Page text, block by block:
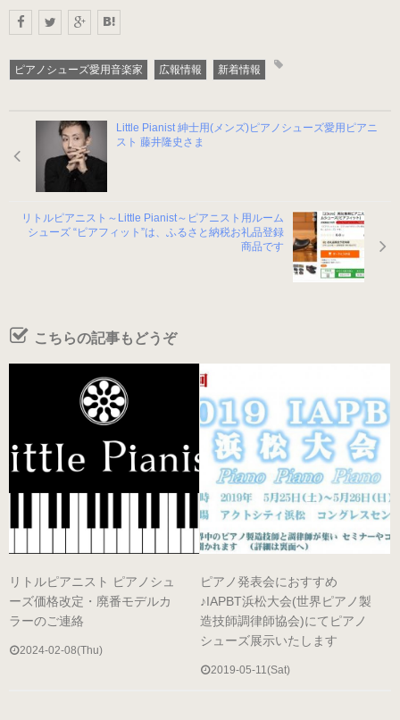
サイズ表
ヒールのメンテナンス
参考動画
こんなお悩みはありませんか？
推奨補助ペダル
メディア掲載情報
ピアノシューズ愛用音楽家 広報情報 新着情報
Little Pianist 紳士用(メンズ)ピアノシューズ愛用ピアニ
スト 藤井隆史さま
リトルピアニスト～Little Pianist～ピアニスト用ルーム
シューズ “ピアフィット”は、ふるさと納税お礼品登録
商品です
こちらの記事もどうぞ
リトルピアニスト ピアノシュ
ーズ価格改定・廃番モデルカ
ラーのご連絡
2024-02-08(Thu)
ピアノ発表会におすすめ
♪IAPBT浜松大会(世界ピアノ製
造技師調律師協会)にてピアノ
シューズ展示いたします
2019-05-11(Sat)